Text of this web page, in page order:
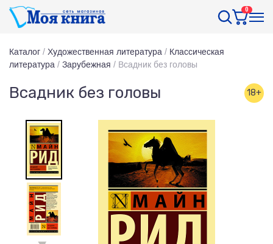
0
Каталог / Художественная литература / Классическая
литература / Зарубежная / Всадник без головы
Всадник без головы 18+